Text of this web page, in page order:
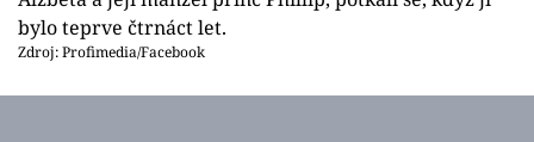
bylo teprve čtrnáct let.
Zdroj: Profimedia/Facebook